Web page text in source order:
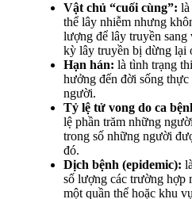
Vật chủ “cuối cùng”: là
thể lây nhiễm nhưng
lượng để lây truyền
kỳ lây truyền bị dừng lại
Hạn hán: là tình trạng
hưởng đến đời sống
người.
Tỷ lệ tử vong do ca
lệ phần trăm những
trong số những người
đó.
Dịch bệnh (epidemic):
số lượng các trường hợp
một quần thể hoặc khu